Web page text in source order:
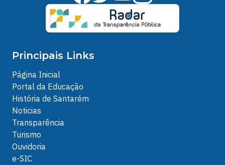
Principais Links
Página Inicial
Portal da Educação
História de Santarém
Noticias
Transparência
Turismo
Ouvidoria
e-SIC